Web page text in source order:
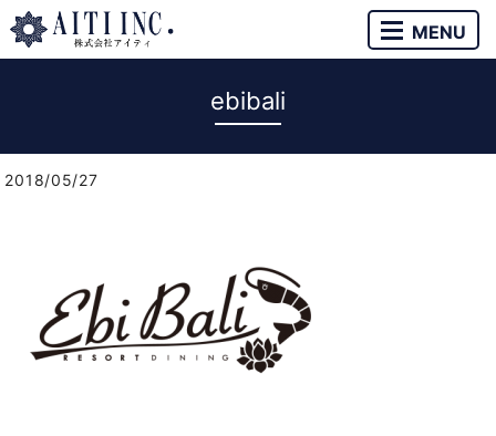
MENU
ebibali
2018/05/27